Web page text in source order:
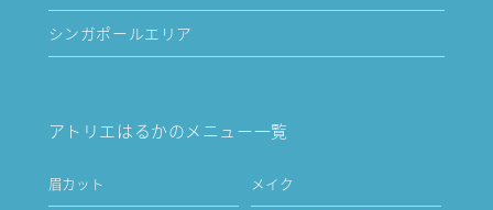
シンガポールエリア
アトリエはるかのメニュー一覧
眉カット メイク